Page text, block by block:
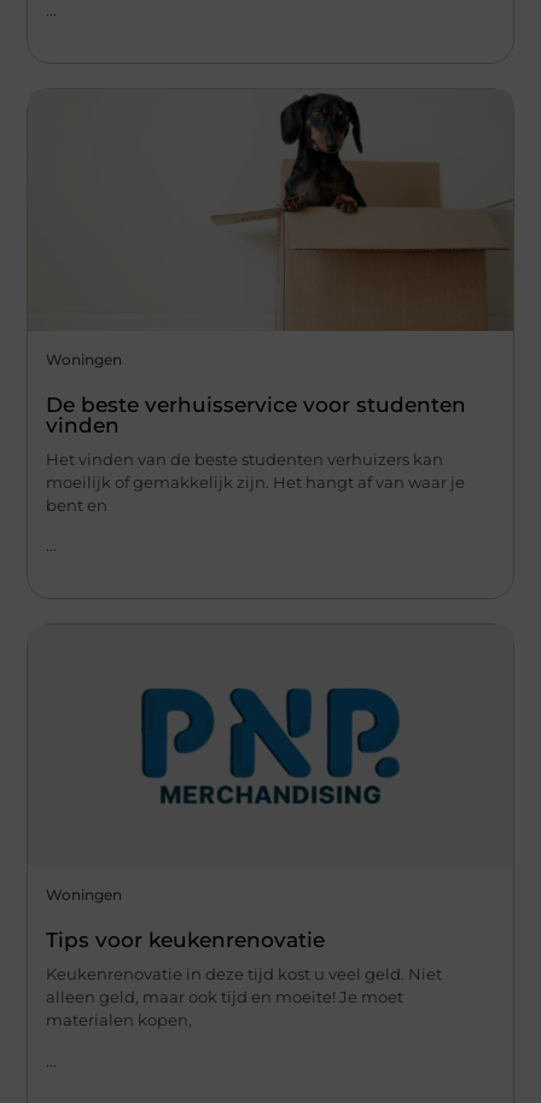
Woningen
De beste verhuisservice voor studenten
vinden
Het vinden van de beste studenten verhuizers kan
moeilijk of gemakkelijk zijn. Het hangt af van waar je
bent en
Woningen
Tips voor keukenrenovatie
Keukenrenovatie in deze tijd kost u veel geld. Niet
alleen geld, maar ook tijd en moeite! Je moet
materialen kopen,